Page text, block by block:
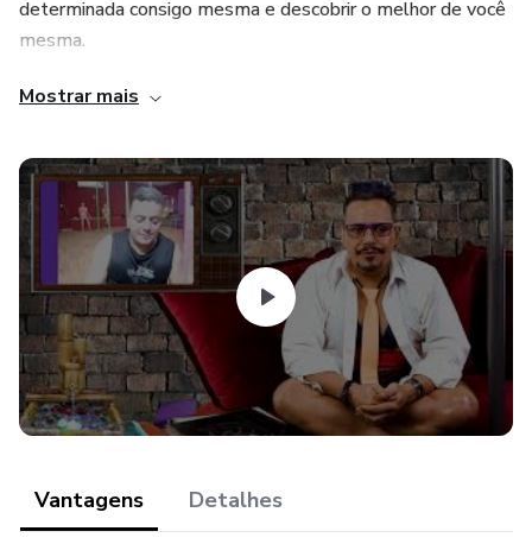
determinada consigo mesma e descobrir o melhor de você
mesma.
Trabalhar a sua timidez, melhorar sua capacidade de
algum motivo, se tornar mais linda e desafiadora.
Pensa bem! como está em casa por mais tempo, imagina
agora poder ser uma instrutora gerando renda tanto no
online como presencial com as suas amigas, ser mais
atraente fisicamente mais saudável aumentando sua
imunidade pois São várias as possibilidades de prazer
geradas pelos hormônios mais conhecidos como o
quarteto da felicidade: endorfina, dopamina, serotonina e
ocitocina. está ligado ao estado de felicidade,
que poderá fazer mais e sem medo ou culpa.
Mostrar mais
Vantagens Detalhes